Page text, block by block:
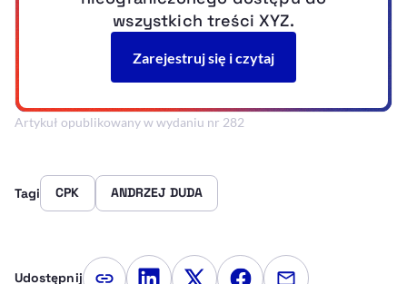
Artykuł opublikowany w wydaniu nr 282
Tagi CPK ANDRZEJ DUDA
Udostępnij